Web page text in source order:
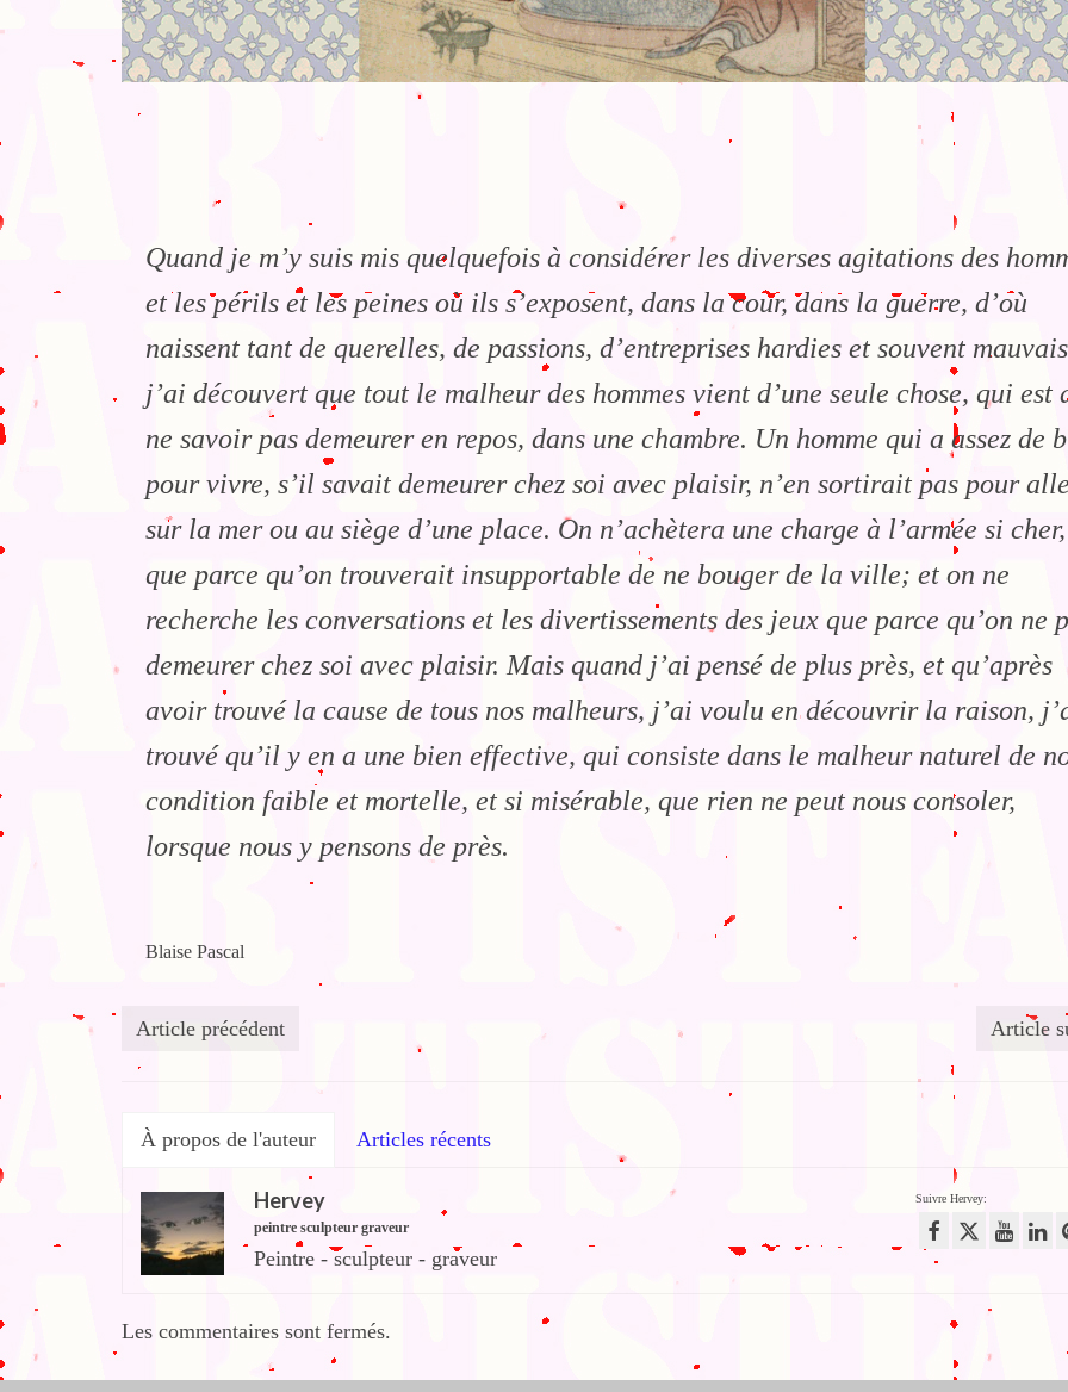
Quand je m’y suis mis quelquefois à considérer les diverses agitations des
et les périls et les peines où ils s’exposent, dans la cour, dans la guerre, d’où
naissent tant de querelles, de passions, d’entreprises hardies et souvent
j’ai découvert que tout le malheur des hommes vient d’une seule chose, qui est
ne savoir pas demeurer en repos, dans une chambre. Un homme qui a assez de
pour vivre, s’il savait demeurer chez soi avec plaisir, n’en sortirait pas pour
sur la mer ou au siège d’une place. On n’achètera une charge à l’armée si cher,
que parce qu’on trouverait insupportable de ne bouger de la ville; et on ne
recherche les conversations et les divertissements des jeux que parce qu’on ne
demeurer chez soi avec plaisir. Mais quand j’ai pensé de plus près, et qu’après
avoir trouvé la cause de tous nos malheurs, j’ai voulu en découvrir la raison,
trouvé qu’il y en a une bien effective, qui consiste dans le malheur naturel de
condition faible et mortelle, et si misérable, que rien ne peut nous consoler,
lorsque nous y pensons de près.
Blaise Pascal
Article précédent Article
À propos de l'auteur Articles récents
Suivre Hervey:
Hervey
peintre sculpteur graveur
Peintre - sculpteur - graveur
Les commentaires sont fermés.